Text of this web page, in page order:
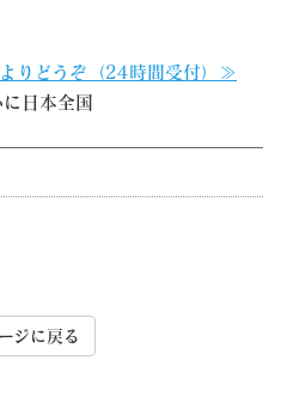
りどうぞ（24時間受付）≫
日本全国
ジに戻る